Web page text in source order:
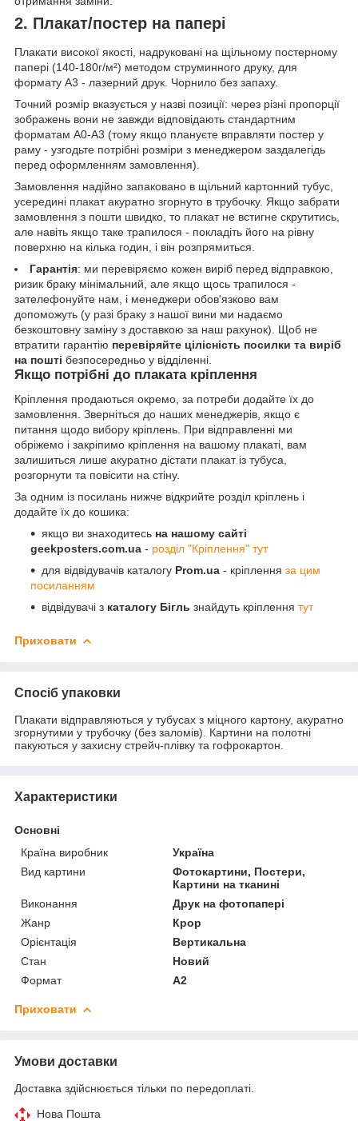
2. Плакат/постер на папері
Плакати високої якості, надруковані на щільному постерному
папері (140-180г/м²) методом струминного друку, для
формату А3 - лазерний друк. Чорнило без запаху.
Точний розмір вказується у назві позиції: через різні пропорції
зображень вони не завжди відповідають стандартним
форматам А0-А3 (тому якщо плануєте вправляти постер у
раму - узгодьте потрібні розміри з менеджером заздалегідь
перед оформленням замовлення).
Замовлення надійно запаковано в щільний картонний тубус,
усередині плакат акуратно згорнуто в трубочку. Якщо забрати
замовлення з пошти швидко, то плакат не встигне скрутитись,
але навіть якщо таке трапилося - покладіть його на рівну
поверхню на кілька годин, і він розпрямиться.
Гарантія: ми перевіряємо кожен виріб перед відправкою,
ризик браку мінімальний, але якщо щось трапилося -
зателефонуйте нам, і менеджери обов'язково вам
допоможуть (у разі браку з нашої вини ми надаємо
безкоштовну заміну з доставкою за наш рахунок). Щоб не
втратити гарантію перевіряйте цілісність посилки та виріб
на пошті безпосередньо у відділенні.
Якщо потрібні до плаката кріплення
Кріплення продаються окремо, за потреби додайте їх до
замовлення. Зверніться до наших менеджерів, якщо є
питання щодо вибору кріплень. При відправленні ми
обріжемо і закріпимо кріплення на вашому плакаті, вам
залишиться лише акуратно дістати плакат із тубуса,
розгорнути та повісити на стіну.
За одним із посилань нижче відкрийте розділ кріплень і
додайте їх до кошика:
якщо ви знаходитесь на нашому сайті
geekposters.com.ua - розділ "Кріплення" тут
для відвідувачів каталогу Prom.ua - кріплення за цим
посиланням
відвідувачі з каталогу Бігль знайдуть кріплення тут
Приховати
Спосіб упаковки
Плакати відправляються у тубусах з міцного картону, акуратно
згорнутими у трубочку (без заломів). Картини на полотні
пакуються у захисну стрейч-плівку та гофрокартон.
Характеристики
Основні
Країна виробник
Україна
Вид картини
Фотокартини, Постери,
Картини на тканині
Виконання
Друк на фотопапері
Жанр
Крор
Орієнтація
Вертикальна
Стан
Новий
Формат
A2
Приховати
Умови доставки
Доставка здійснюється тільки по передоплаті.
Нова Пошта